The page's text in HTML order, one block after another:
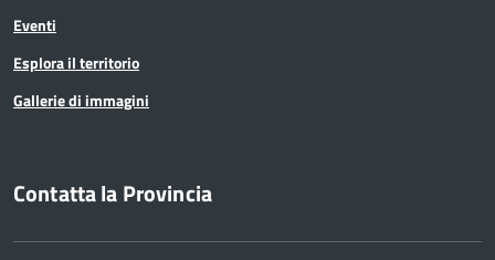
Eventi
Esplora il territorio
Gallerie di immagini
Contatta la Provincia